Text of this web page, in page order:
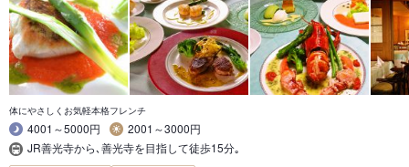
体にやさしくお気軽本格フレンチ
4001～5000円
2001～3000円
JR善光寺から､善光寺を目指して徒歩15分｡